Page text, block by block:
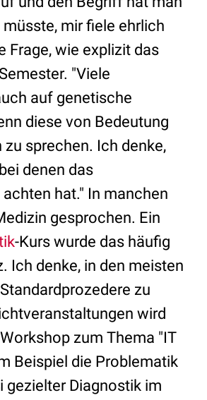
mir fiele ehrlich
Frage, wie explizit das
"Viele
auf genetische
diese von Bedeutung
sprechen. Ich denke,
denen das
hat." In manchen
gesprochen. Ein
-Kurs wurde das häufig
Ich denke, in den meisten
zu
wird
zum Thema "IT
Beispiel die Problematik
gezielter Diagnostik im